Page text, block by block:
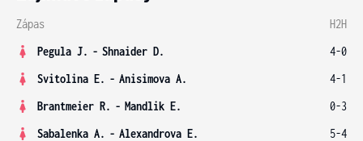
Zápas
H2H
Pegula J. - Shnaider D.
4-0
Svitolina E. - Anisimova A.
4-1
Brantmeier R. - Mandlik E.
0-3
Sabalenka A. - Alexandrova E.
5-4